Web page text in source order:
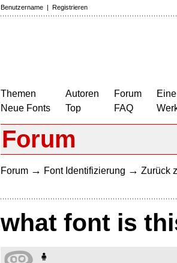
Benutzername | Registrieren
Themen
Neue Fonts
Autoren
Top
Forum
FAQ
Forum
Forum → Font Identifizierung → Zurück
what font is
🧍